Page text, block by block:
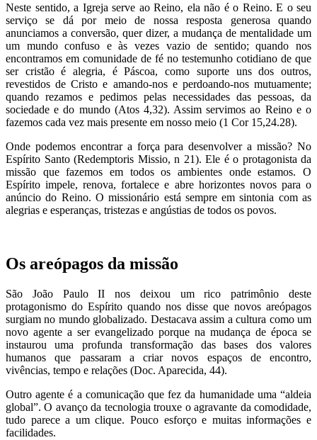
Neste sentido, a Igreja serve ao Reino, ela não é o Reino. E o seu
serviço se dá por meio de nossa resposta generosa quando
anunciamos a conversão, quer dizer, a mudança de mentalidade um
um mundo confuso e às vezes vazio de sentido; quando nos
encontramos em comunidade de fé no testemunho cotidiano de que
ser cristão é alegria, é Páscoa, como suporte uns dos outros,
revestidos de Cristo e amando-nos e perdoando-nos mutuamente;
quando rezamos e pedimos pelas necessidades das pessoas, da
sociedade e do mundo (Atos 4,32). Assim servimos ao Reino e o
fazemos cada vez mais presente em nosso meio (1 Cor 15,24.28).
Onde podemos encontrar a força para desenvolver a missão? No
Espírito Santo (Redemptoris Missio, n 21). Ele é o protagonista da
missão que fazemos em todos os ambientes onde estamos. O
Espírito impele, renova, fortalece e abre horizontes novos para o
anúncio do Reino. O missionário está sempre em sintonia com as
alegrias e esperanças, tristezas e angústias de todos os povos.
Os areópagos da missão
São João Paulo II nos deixou um rico patrimônio deste
protagonismo do Espírito quando nos disse que novos areópagos
surgiam no mundo globalizado. Destacava assim a cultura como um
novo agente a ser evangelizado porque na mudança de época se
instaurou uma profunda transformação das bases dos valores
humanos que passaram a criar novos espaços de encontro,
vivências, tempo e relações (Doc. Aparecida, 44).
Outro agente é a comunicação que fez da humanidade uma “aldeia
global”. O avanço da tecnologia trouxe o agravante da comodidade,
tudo parece a um clique. Pouco esforço e muitas informações e
facilidades.